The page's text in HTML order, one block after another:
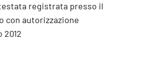
registrata presso il
con autorizzazione
2012